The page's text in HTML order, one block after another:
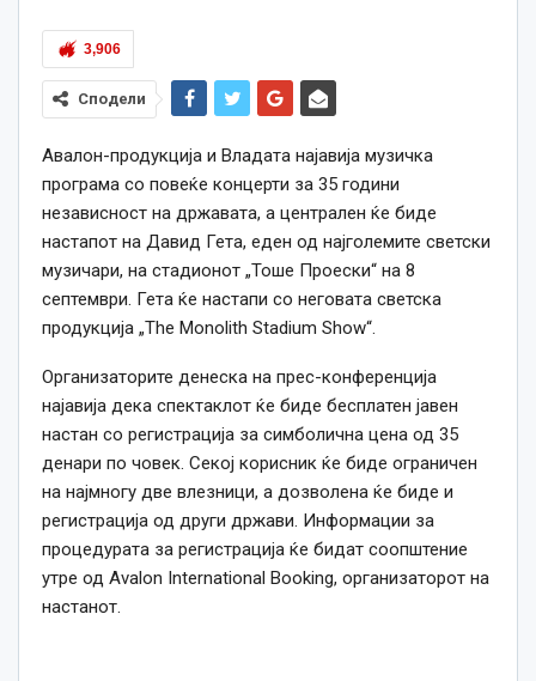
3,906
Сподели
Авалон-продукција и Владата најавија музичка
програма со повеќе концерти за 35 години
независност на државата, а централен ќе биде
настапот на Давид Гета, еден од најголемите светски
музичари, на стадионот „Тоше Проески“ на 8
септември. Гета ќе настапи со неговата светска
продукција „The Monolith Stadium Show“.
Организаторите денеска на прес-конференција
најавија дека спектаклот ќе биде бесплатен јавен
настан со регистрација за симболична цена од 35
денари по човек. Секој корисник ќе биде ограничен
на најмногу две влезници, а дозволена ќе биде и
регистрација од други држави. Информации за
процедурата за регистрација ќе бидат соопштение
утре од Avalon International Booking, организаторот на
настанот.